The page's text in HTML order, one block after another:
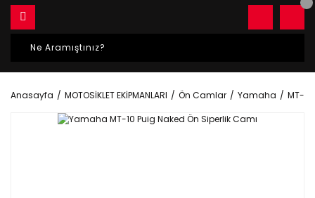
Anasayfa MOTOSİKLET EKİPMANLARI Ön Camlar Yamaha MT-10